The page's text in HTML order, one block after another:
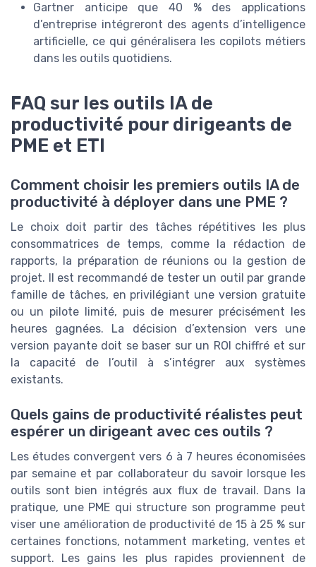
Gartner anticipe que 40 % des applications
d’entreprise intégreront des agents d’intelligence
artificielle, ce qui généralisera les copilots métiers
dans les outils quotidiens.
FAQ sur les outils IA de
productivité pour dirigeants de
PME et ETI
Comment choisir les premiers outils IA de
productivité à déployer dans une PME ?
Le choix doit partir des tâches répétitives les plus
consommatrices de temps, comme la rédaction de
rapports, la préparation de réunions ou la gestion de
projet. Il est recommandé de tester un outil par grande
famille de tâches, en privilégiant une version gratuite
ou un pilote limité, puis de mesurer précisément les
heures gagnées. La décision d’extension vers une
version payante doit se baser sur un ROI chiffré et sur
la capacité de l’outil à s’intégrer aux systèmes
existants.
Quels gains de productivité réalistes peut
espérer un dirigeant avec ces outils ?
Les études convergent vers 6 à 7 heures économisées
par semaine et par collaborateur du savoir lorsque les
outils sont bien intégrés aux flux de travail. Dans la
pratique, une PME qui structure son programme peut
viser une amélioration de productivité de 15 à 25 % sur
certaines fonctions, notamment marketing, ventes et
support. Les gains les plus rapides proviennent de